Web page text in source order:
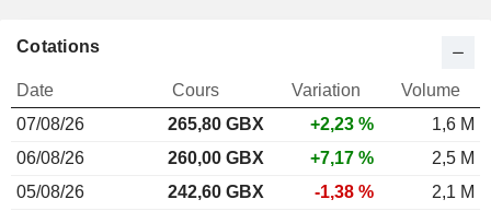
Cotations
Date Cours Variation
Volume
07/08/26
265,80 GBX +2,23 %
1,6 M
06/08/26
260,00 GBX +7,17 %
2,5 M
05/08/26
242,60 GBX -1,38 %
2,1 M